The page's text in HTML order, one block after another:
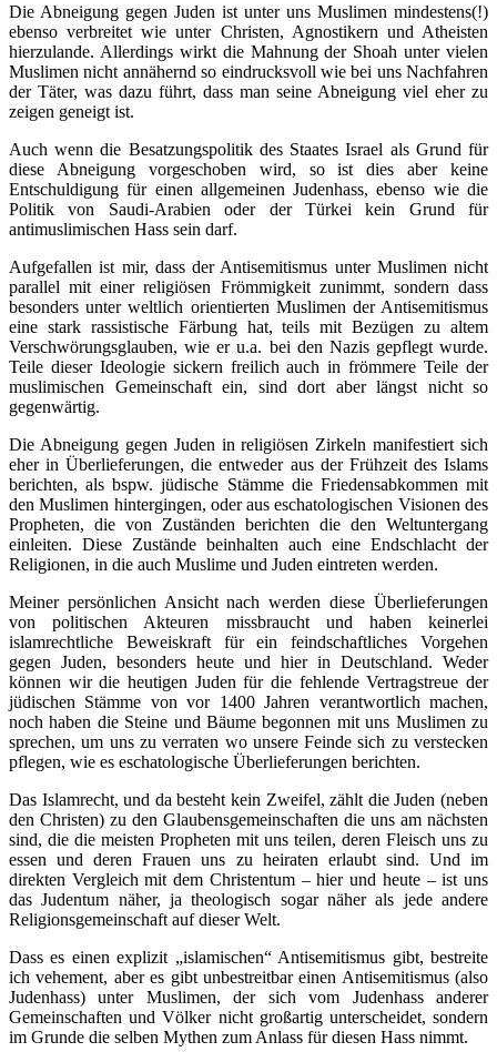
Die Abneigung gegen Juden ist unter uns Muslimen mindestens(!)
ebenso verbreitet wie unter Christen, Agnostikern und Atheisten
hierzulande. Allerdings wirkt die Mahnung der Shoah unter vielen
Muslimen nicht annähernd so eindrucksvoll wie bei uns Nachfahren
der Täter, was dazu führt, dass man seine Abneigung viel eher zu
zeigen geneigt ist.
Auch wenn die Besatzungspolitik des Staates Israel als Grund für
diese Abneigung vorgeschoben wird, so ist dies aber keine
Entschuldigung für einen allgemeinen Judenhass, ebenso wie die
Politik von Saudi-Arabien oder der Türkei kein Grund für
antimuslimischen Hass sein darf.
Aufgefallen ist mir, dass der Antisemitismus unter Muslimen nicht
parallel mit einer religiösen Frömmigkeit zunimmt, sondern dass
besonders unter weltlich orientierten Muslimen der Antisemitismus
eine stark rassistische Färbung hat, teils mit Bezügen zu altem
Verschwörungsglauben, wie er u.a. bei den Nazis gepflegt wurde.
Teile dieser Ideologie sickern freilich auch in frömmere Teile der
muslimischen Gemeinschaft ein, sind dort aber längst nicht so
gegenwärtig.
Die Abneigung gegen Juden in religiösen Zirkeln manifestiert sich
eher in Überlieferungen, die entweder aus der Frühzeit des Islams
berichten, als bspw. jüdische Stämme die Friedensabkommen mit
den Muslimen hintergingen, oder aus eschatologischen Visionen des
Propheten, die von Zuständen berichten die den Weltuntergang
einleiten. Diese Zustände beinhalten auch eine Endschlacht der
Religionen, in die auch Muslime und Juden eintreten werden.
Meiner persönlichen Ansicht nach werden diese Überlieferungen
von politischen Akteuren missbraucht und haben keinerlei
islamrechtliche Beweiskraft für ein feindschaftliches Vorgehen
gegen Juden, besonders heute und hier in Deutschland. Weder
können wir die heutigen Juden für die fehlende Vertragstreue der
jüdischen Stämme von vor 1400 Jahren verantwortlich machen,
noch haben die Steine und Bäume begonnen mit uns Muslimen zu
sprechen, um uns zu verraten wo unsere Feinde sich zu verstecken
pflegen, wie es eschatologische Überlieferungen berichten.
Das Islamrecht, und da besteht kein Zweifel, zählt die Juden (neben
den Christen) zu den Glaubensgemeinschaften die uns am nächsten
sind, die die meisten Propheten mit uns teilen, deren Fleisch uns zu
essen und deren Frauen uns zu heiraten erlaubt sind. Und im
direkten Vergleich mit dem Christentum – hier und heute – ist uns
das Judentum näher, ja theologisch sogar näher als jede andere
Religionsgemeinschaft auf dieser Welt.
Dass es einen explizit „islamischen“ Antisemitismus gibt, bestreite
ich vehement, aber es gibt unbestreitbar einen Antisemitismus (also
Judenhass) unter Muslimen, der sich vom Judenhass anderer
Gemeinschaften und Völker nicht großartig unterscheidet, sondern
im Grunde die selben Mythen zum Anlass für diesen Hass nimmt.